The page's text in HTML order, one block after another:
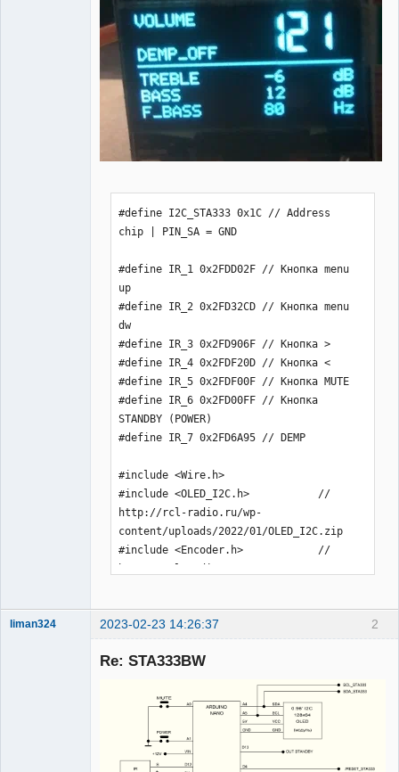
#define I2C_STA333 0x1C // Address chip | PIN_SA = GND 

#define IR_1 0x2FDD02F // Кнопка menu up
#define IR_2 0x2FD32CD // Кнопка menu dw
#define IR_3 0x2FD906F // Кнопка >
#define IR_4 0x2FDF20D // Кнопка <
#define IR_5 0x2FDF00F // Кнопка MUTE
#define IR_6 0x2FD00FF // Кнопка STANDBY (POWER)
#define IR_7 0x2FD6A95 // DEMP

#include <Wire.h>
#include <OLED_I2C.h>           // http://rcl-radio.ru/wp-content/uploads/2022/01/OLED_I2C.zip
#include <Encoder.h>            // http://rcl-radio.ru/wp-content/uploads/2019/05/Encoder.zip    
#include <EEPROM.h>
#include <MsTimer2.h>           // http://rcl-radio.ru/wp-content/uploads/2018/11/MsTimer2.zip       
#include <boarddefs.h>          // входит в состав библиотеки IRremote
#include <IRremote.h>           // http://rcl-radio.ru/wp-content/uploads/2019/06/IRremote.zip

 OLED  myOLED(SDA, SCL, 8);
 IRrecv irrecv(12); // указываем вывод модуля IR приемника
 Encoder myEnc(9, 8);// DT, CLK
 decode_results ir; 
 
 int bass_q=3,bass,treb,vol,menu,ball;
 extern uint8_t SmallFont[],BigNumbers[];
 unsigned long times,oldPosition  = -999,newPosition;
 bool www,w,w2,gr1,gr2,mute,power,demp;


void setup() {
  Wire.begin();Serial.begin(9600);irrecv.enableIRIn();
  myOLED.begin();
  myOLED.setBrightness(100);
  pinMode(4,OUTPUT);               // RESET
  pinMode(5,OUTPUT);               // PWRDN
  digitalWrite(4,LOW);delay(10);   // RESET 
  digitalWrite(4,HIGH);delay(10);  // RESET 
  digitalWrite(5,HIGH);delay(10);  // PWRDN
  pinMode(10,INPUT);               // КНОПКА SW энкодера
  pinMode(A0,INPUT_PULLUP);        // КНОПКА MUTE
  pinMode(A1,INPUT_PULLUP);        // КНОПКА POWER
  pinMode(13,OUTPUT);              // ВЫХОД УПРАВЛЕНИЯ STANDBY
  MsTimer2::set(3, to_Timer);MsTimer2::start();
  if(EEPROM.read(100)!=0){for(int i=0;i<101;i++){EEPROM.update(i,0);}}// очистка памяти при первом включении  
  wireWrite(I2C_STA333,0x05,0b01011100);delay(10);
  myOLED.clrScr();
  myOLED.setFont(SmallFont);
  myOLED.print(F("Digital audio system"), CENTER, 10);
  myOLED.print(F("STA333BW"), CENTER, 30);
  myOLED.print(F("2.0 channel 40W"), CENTER, 50);
  myOLED.update();
  delay(2000);
  vol = EEPROM.read(0);treb = EEPROM.read(1);bass = EEPROM.read(2);
  bass_q = EEPROM.read(3)-100;ball = EEPROM.read(4)-100;demp = EEPROM.read(5);
  init_sta();
  Serial.println(wireRead(I2C_STA333,0x2D),BIN); 
}

void loop() {
/// IR ////////////////////////////////////////
  if ( irrecv.decode( &ir )) {Serial.print("0x");Serial.println( ir.value,HEX);irrecv.resume();times=millis();w=1;w2=1;}// IR приемник - чтение, в мониторе порта отображаются коды кнопок
  if(ir.value==0){gr1=0;gr2=0;}// запрет нажатий не активных кнопок пульта  

/////// BUTTON ////////////////////////////////////////////////////////////////////////////////////////////////////////
if(power==0){
/// menu
   if(digitalRead(10)==LOW||ir.value==IR_1){menu++;gr1=0;gr2=0;cl();delay(200);times=millis();w=1;w2=1;if(menu>4){menu=0;}}
   if(ir.value==IR_2){menu--;gr1=0;gr2=0;cl();delay(200);times=millis();w=1;w2=1;if(menu<0){menu=4;}}
/// mute
   if((digitalRead(A0)==LOW||ir.value==IR_5)&&mute==0){mute=1;w=1;menu=100;cl();wireWrite(I2C_STA333,0x06,0b00010110);
       myOLED.clrScr();myOLED.setFont(SmallFont);myOLED.print(F("MUTE"), CENTER, 25);myOLED.update();}
   if((digitalRead(A0)==LOW||ir.value==IR_5)&&mute==1){mute=0;w=1;menu=0;cl();wireWrite(I2C_STA333,0x06,0b00010000);} 
//// DEMP
   if(ir.value==IR_7&&demp==0){demp=1;w=1;cl();wireWrite(I2C_STA333,0x03,0b01000000|demp<<1);
       myOLED.clrScr();myOLED.setFont(SmallFont);myOLED.print(F("De-emphasis ON"), CENTER, 25);myOLED.update();delay(2000);menu=0;}
   if(ir.value==IR_7&&demp==1){demp=0;w=1;cl();wireWrite(I2C_STA333,0x03,0b01000000|demp<<1);
       myOLED.clrScr();myOLED.setFont(SmallFont);myOLED.print(F("De-emphasis OFF"), CENTER, 25);myOLED.update();delay(2000);menu=0;}       
   
   
}
 /// POWER ////////////////////////////////////
   if((digitalRead(A1)==LOW||ir.value==IR_6)&&power==0){power=1;menu=100;myOLED.setBrightness(1);cl();myEnc.write(0);
    myOLED.clrScr();myOLED.setFont(SmallFont);myOLED.print(F("POWER OFF"), CENTER, 10);myOLED.update();
    wireWrite(I2C_STA333,0x05,0b01011100);delay(2000);cl();}
    
   if((digitalRead(A1)==LOW||ir.value==IR_6)&&power==1&&digitalRead(10)==HIGH){power=0;menu=0;myOLED.setBrightness(100);cl();myEnc.write(0);w=1;
    myOLED.clrScr();myOLED.setFont(SmallFont);myOLED.print(F("POWER ON"), CENTER, 10);myOLED.update();
    wireWrite(I2C_STA333,0x05,0b11011100);delay(2000);cl();}  
    /// standby output 
   if(power==1){digitalWrite(13,LOW);}else{digitalWrite(13,HIGH);}  
 
     
//////// VOLUME //////////////////////////////////////////////////////////////////////////////////////////////////////////////  
  if(menu==0){
   if(newPosition != oldPosition){oldPosition = newPosition;vol=vol-newPosition;myEnc.write(0);newPosition=0;times=millis();w=1;w2=1;vol_func();www=1;}
 
   if(ir.value==IR_4){vol++;gr1=1;gr2=0;cl_vol();times=millis();w=1;w2=1;vol_func();www=1;}// кнопка > 
   if(ir.value==0xFFFFFFFF and gr1==1){vol++;gr2=0;cl_vol();times=millis();w=1;w2=1;vol_func();www=1;}// кнопка >>>>>>
   if(ir.value==IR_3){vol--;gr1=0;gr2=1;cl_vol();times=millis();w=1;w2=1;vol_func();www=1;}// кнопка <
   if(ir.value==0xFFFFFFFF and gr2==1){vol--;gr1=0;cl_vol();times=millis();w=1;w2=1;vol_func();www=1;}// кнопка <<<<<<

  if(www==1){www=0;  
    wireWrite(I2C_STA333,0x08,vol+ball*2);
    wireWrite(I2C_STA333,0x09,vol-ball*2);}
  
  if(w==1){w=0;
  myOLED.clrScr();
  myOLED.setFont(SmallFont);myOLED.print(F("VOLUME"), LEFT, 0);myOLED.setFont(BigNumbers);myOLED.printNumI(255-vol, 75, 0);
  myOLED.setFont(SmallFont);if(demp==0){myOLED.print(F("DEMP_OFF"), LEFT, 20);}
                              else{myOLED.print(F("DEMP_ON"), LEFT, 20);}
  myOLED.drawLine(0, 30, 128, 30);
  myOLED.setFont(SmallFont);myOLED.print(F("TREBLE"), LEFT, 35);myOLED.printNumI((treb-7)*2, 75, 35);myOLED.print(F("dB"), RIGHT, 35);
  myOLED.setFont(SmallFont);myOLED.print(F("BASS"), LEFT, 45);myOLED.printNumI((bass-7)*2, 75, 45);myOLED.print(F("dB"), RIGHT, 45);
  myOLED.setFont(SmallFont);myOLED.print(F("F_BASS"), LEFT, 55);bass_q_f(55);
  myOLED.update();
  }}
//////////////////////////////////////////////////////////////////////////////////////////////////////////////////////////////  

//////// TREBLE //////////////////////////////////////////////////////////////////////////////////////////////////////////////  
  if(menu==1){
   if(newPosition != oldPosition){oldPosition = newPosition;treb=treb+newPosition;myEnc.write(0);newPosition=0;times=millis();w=1;w2=1;treb_func();www=1;}
 
   if(ir.value==IR_3){treb++;gr1=1;gr2=0;cl();times=millis();w=1;w2=1;treb_func();www=1;}// кнопка > 
   if(ir.value==0xFFFFFFFF and gr1==1){treb++;gr2=0;cl();times=millis();w=1;w2=1;treb_func();www=1;}// кнопка >>>>>>
   if(ir.value==IR_4){treb--;gr1=0;gr2=1;cl();times=millis();w=1;w2=1;treb_func();www=1;}// кнопка <
   if(ir.value==0xFFFFFFFF and gr2==1){treb--;gr1=0;cl();times=millis();w=1;w2=1;treb_func();www=1;}// кнопка <<<<<<

  if(www==1){www=0;wireWrite(I2C_STA333,0x11,0|bass|treb<<4);}
  
  if(w==1){w=0;
  myOLED.clrScr();
  myOLED.setFont(SmallFont);myOLED.print(F("TREBLE"), LEFT, 0);myOLED.setFont(BigNumbers);myOLED.printNumI((treb-7)*2, 75, 0);
  myOLED.setFont(SmallFont);myOLED.print(F("dB"), RIGHT, 20);
  myOLED.drawLine(0, 30, 128, 30);
  myOLED.setFont(SmallFont);myOLED.print(F("BASS"), LEFT, 35);myOLED.printNumI((bass-7)*2, 75, 35);myOLED.print(F("dB"), RIGHT, 35);
  myOLED.setFont(SmallFont);myOLED.print(F("F_BASS"), LEFT, 45);myOLED.printNumI(bass_q, 75, 45);bass_q_f(45);
  myOLED.setFont(SmallFont);myOLED.print(F("BALANCE"), LEFT, 55);myOLED.printNumI(ball, 75, 55);myOLED.print(F("dB"), RIGHT, 55);
  myOLED.update();
  }}
//////////////////////////////////////////////////////////////////////////////////////////////////////////////////////////////  

//////// BASS //////////////////////////////////////////////////////////////////////////////////////////////////////////////  
  if(menu==2){
   if(newPosition != oldPosition){oldPosition = newPosition;bass=bass+newPosition;myEnc.write(0);newPosition=0;times=millis();w=1;w2=1;bass_func();www=1;}
 
   if(ir.value==IR_3){bass++;gr1=1;gr2=0;cl();times=millis();w=1;w2=1;bass_func();www=1;}// кнопка > 
   if(ir.value==0xFFFFFFFF and gr1==1){bass++;gr2=0;cl();times=millis();w=1;w2=1;bass_func();www=1;}// кнопка >>>>>>
   if(ir.value==IR_4){bass--;gr1=0;gr2=1;cl();times=millis();w=1;w2=1;bass_func();www=1;}// кнопка <
   if(ir.value==0xFFFFFFFF and gr2==1){bass--;gr1=0;cl();times=millis();w=1;w2=1;bass_func();www=1;}// кнопка <<<<<<

  if(www==1){www=0;wireWrite(I2C_STA333,0x11,0|bass|treb<<4);}
  
  if(w==1){w=0;
  myOLED.clrScr();
  myOLED.setFont(SmallFont);myOLED.print(F("BASS"), LEFT, 0);myOLED.setFont(BigNumbers);myOLED.printNumI((bass-7)*2, 75, 0);
  myOLED.setFont(SmallFont);myOLED.print(F("dB"), RIGHT, 20);
  myOLED.drawLine(0, 30, 128, 30);
  myOLED.setFont(SmallFont);myOLED.print(F("F_BASS"), LEFT, 35);myOLED.printNumI(bass_q, 75, 35);bass_q_f(35);
  myOLED.setFont(SmallFont);myOLED.print(F("BALANCE"), LEFT, 45);myOLED.printNumI(ball, 75, 45);myOLED.print(F("dB"), RIGHT, 45);
  myOLED.setFont(SmallFont);myOLED.print(F("VOLUME"), LEFT, 55);myOLED.printNumI(255-vol, 75, 55);
  myOLED.update();
  }}
//////////////////////////////////////////////////////////////////////////////////////////////////////////////////////////////  

//////// BASS_F //////////////////////////////////////////////////////////////////////////////////////////////////////////////  
  if(menu==3){
   if(newPosition != oldPosition){oldPosition = newPosition;bass_q=bass_q+newPosition;myEnc.write(0);newPosition=0;times=millis();w=1;w2=1;bass_q_func();www=1;}
 
   if(ir.value==IR_3){bass_q++;gr1=1;gr2=0;cl();times=millis();w=1;w2=1;bass_q_func();www=1;}// кнопка > 
   if(ir.value==0xFFFFFFFF and gr1==1){bass_q++;gr2=0;cl();times=millis();w=1;w2=1;bass_q_func();www=1
2
liman324 2023-02-23 14:26:37
Re: STA333BW